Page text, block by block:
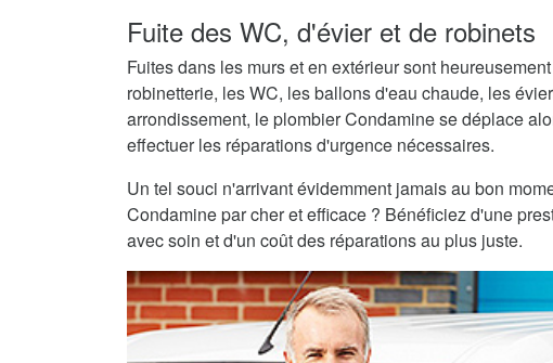
Fuite des WC, d'évier et de robinets
Fuites dans les murs et en extérieur sont
robinetterie, les WC, les ballons d'eau chaude, les
arrondissement, le plombier Condamine se déplace
effectuer les réparations d'urgence nécessaires.
Un tel souci n'arrivant évidemment jamais au bon
Condamine par cher et efficace ? Bénéficiez d'une
avec soin et d'un coût des réparations au plus juste.